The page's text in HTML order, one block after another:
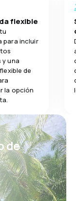
Comodidad
Transporte
flexible
para incluir
una
de
la opción
de